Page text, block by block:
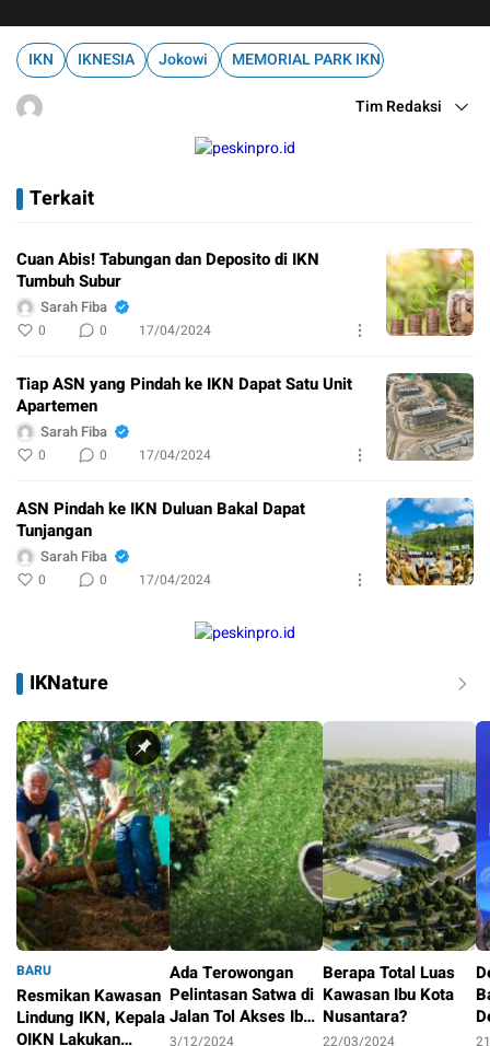
IKN IKNESIA Jokowi MEMORIAL PARK IKN
Tim Redaksi
Terkait
Cuan Abis! Tabungan dan Deposito di IKN
Tumbuh Subur
Sarah Fiba
0 0 17/04/2024
Tiap ASN yang Pindah ke IKN Dapat Satu Unit
Apartemen
Sarah Fiba
0 0 17/04/2024
ASN Pindah ke IKN Duluan Bakal Dapat
Tunjangan
Sarah Fiba
0 0 17/04/2024
IKNature
BARU
Resmikan Kawasan
Lindung IKN, Kepala
OIKN Lakukan
Ada Terowongan
Pelintasan Satwa di
Jalan Tol Akses Ibu
Kota Nusantara
3/12/2024
Berapa Total Luas
Kawasan Ibu Kota
Nusantara?
22/03/2024